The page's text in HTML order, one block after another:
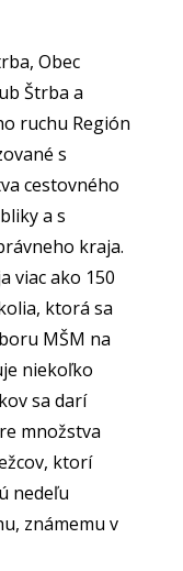
Obec
Štrba a
ruchu Región
s
cestovného
a s
kraja.
viac ako 150
ktorá sa
MŠM na
niekoľko
sa darí
množstva
ktorí
nedeľu
známemu v